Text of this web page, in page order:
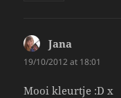
Jana
19/10/2012 at 18:01
Mooi kleurtje :D x